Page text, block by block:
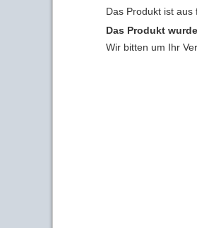
Das Produkt ist
Das Produkt
Wir bitten um Ihr